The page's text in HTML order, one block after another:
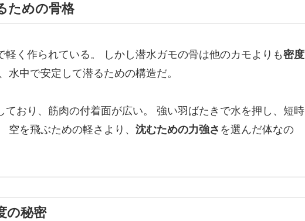
ための骨格
く作られている。 しかし潜水ガモの骨は他のカモよりも密度
水中で安定して潜るための構造だ。
ており、筋肉の付着面が広い。 強い羽ばたきで水を押し、短時
空を飛ぶための軽さより、 沈むための力強さ を選んだ体なの
の秘密